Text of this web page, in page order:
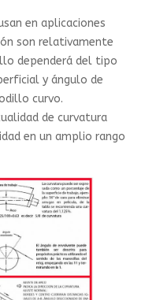
en aplicaciones
son relativamente
dependerá del tipo
y ángulo de
curvo.
de curvatura
en un amplio rango